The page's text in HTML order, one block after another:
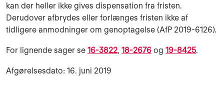
kan der heller ikke gives dispensation fra fristen.
Derudover afbrydes eller forlænges fristen ikke af
tidligere anmodninger om genoptagelse (AfP 2019-6126).
For lignende sager se 16-3822, 18-2676 og 19-8425.
Afgørelsesdato: 16. juni 2019